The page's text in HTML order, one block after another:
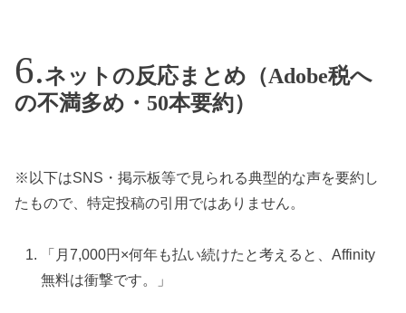
ネットの反応まとめ（Adobe税へ
の不満多め・50本要約）
※以下はSNS・掲示板等で見られる典型的な声を要約し
たもので、特定投稿の引用ではありません。
「月7,000円×何年も払い続けたと考えると、Affinity
無料は衝撃です。」